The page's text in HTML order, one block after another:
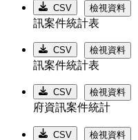
CSV 檢視資料
訊案件統計表
CSV 檢視資料
訊案件統計表
CSV 檢視資料
府資訊案件統計
CSV 檢視資料